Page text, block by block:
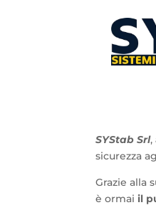
SYStab Srl,
sicurezza
Grazie alla
è ormaiil